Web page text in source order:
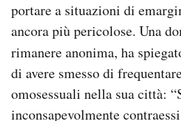
portare a situazioni di
ancora più pericolose. Una
rimanere anonima, ha
di avere smesso di
omosessuali nella sua città:
inconsapevolmente